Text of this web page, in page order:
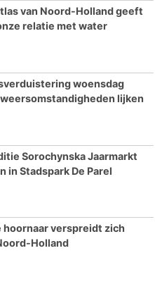
van Noord-Holland geeft
relatie met water
woensdag
lijken
Sorochynska Jaarmarkt
in Stadspark De Parel
hoornaar verspreidt zich
Holland